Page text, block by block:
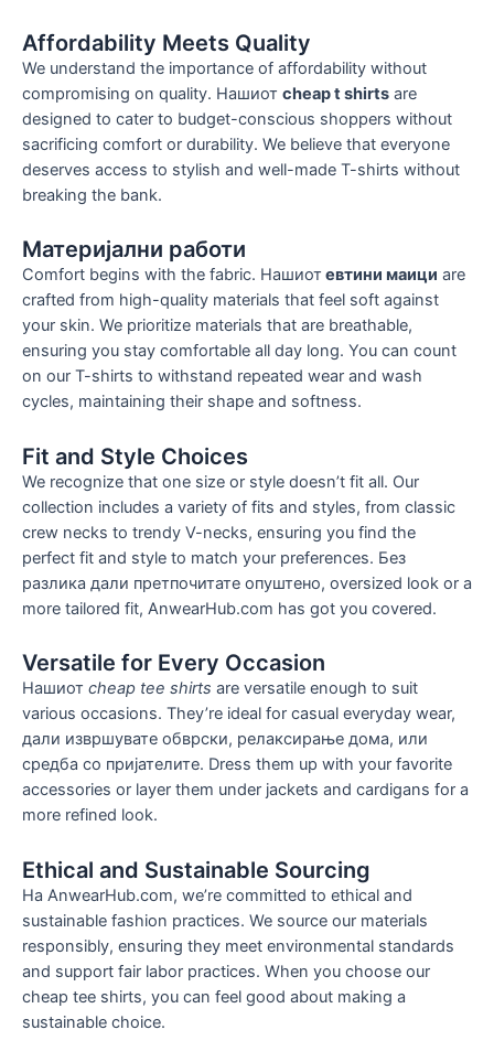
Affordability Meets Quality
We understand the importance of affordability without
compromising on quality. Нашиот cheap t shirts are
designed to cater to budget-conscious shoppers without
sacrificing comfort or durability. We believe that everyone
deserves access to stylish and well-made T-shirts without
breaking the bank.
Материјални работи
Comfort begins with the fabric. Нашиот евтини маици are
crafted from high-quality materials that feel soft against
your skin. We prioritize materials that are breathable,
ensuring you stay comfortable all day long. You can count
on our T-shirts to withstand repeated wear and wash
cycles, maintaining their shape and softness.
Fit and Style Choices
We recognize that one size or style doesn’t fit all. Our
collection includes a variety of fits and styles, from classic
crew necks to trendy V-necks, ensuring you find the
perfect fit and style to match your preferences. Без
разлика дали претпочитате опуштено, oversized look or a
more tailored fit, AnwearHub.com has got you covered.
Versatile for Every Occasion
Нашиот cheap tee shirts are versatile enough to suit
various occasions. They’re ideal for casual everyday wear,
дали извршувате обврски, релаксирање дома, или
средба со пријателите. Dress them up with your favorite
accessories or layer them under jackets and cardigans for a
more refined look.
Ethical and Sustainable Sourcing
На AnwearHub.com, we’re committed to ethical and
sustainable fashion practices. We source our materials
responsibly, ensuring they meet environmental standards
and support fair labor practices. When you choose our
cheap tee shirts, you can feel good about making a
sustainable choice.